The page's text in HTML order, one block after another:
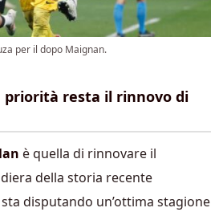
per il dopo Maignan.
priorità resta il rinnovo di
è quella di rinnovare il
della storia recente
disputando un’ottima stagione